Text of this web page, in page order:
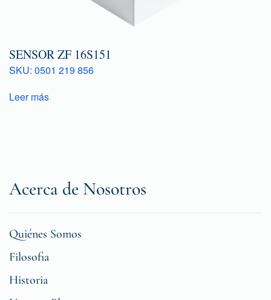
SENSOR ZF 16S151
SKU: 0501 219 856
Leer más
Acerca de Nosotros
Quiénes Somos
Filosofia
Historia